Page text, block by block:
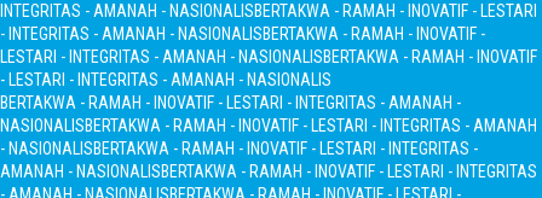
INTEGRITAS - AMANAH - NASIONALISBERTAKWA - RAMAH - INOVATIF - LESTARI
- INTEGRITAS - AMANAH - NASIONALISBERTAKWA - RAMAH - INOVATIF -
LESTARI - INTEGRITAS - AMANAH - NASIONALISBERTAKWA - RAMAH - INOVATIF
- LESTARI - INTEGRITAS - AMANAH - NASIONALIS
BERTAKWA - RAMAH - INOVATIF - LESTARI - INTEGRITAS - AMANAH -
NASIONALISBERTAKWA - RAMAH - INOVATIF - LESTARI - INTEGRITAS - AMANAH
- NASIONALISBERTAKWA - RAMAH - INOVATIF - LESTARI - INTEGRITAS -
AMANAH - NASIONALISBERTAKWA - RAMAH - INOVATIF - LESTARI - INTEGRITAS